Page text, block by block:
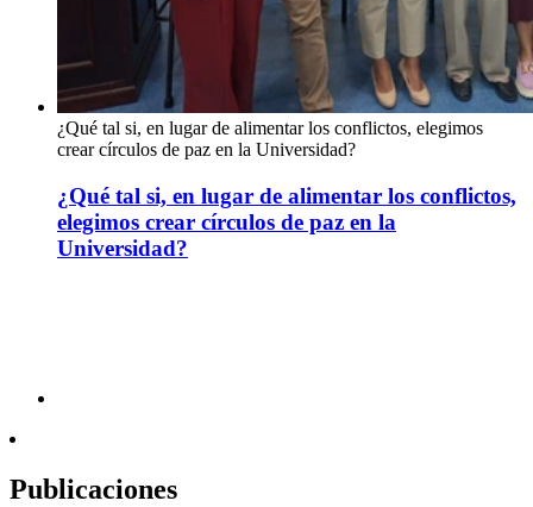
¿Qué tal si, en lugar de alimentar los conflictos, elegimos
crear círculos de paz en la Universidad?
¿Qué tal si, en lugar de alimentar los conflictos,
elegimos crear círculos de paz en la
Universidad?
Publicaciones